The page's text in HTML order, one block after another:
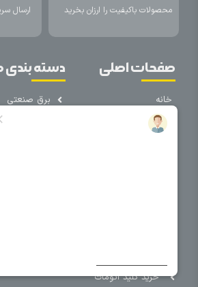
محصولات باکیفیت را ارزان بخرید
صفحات اصلی
خانه
درباره ما
دسته
برق صنعتی
تجهیزات
خرید کلید اتومات